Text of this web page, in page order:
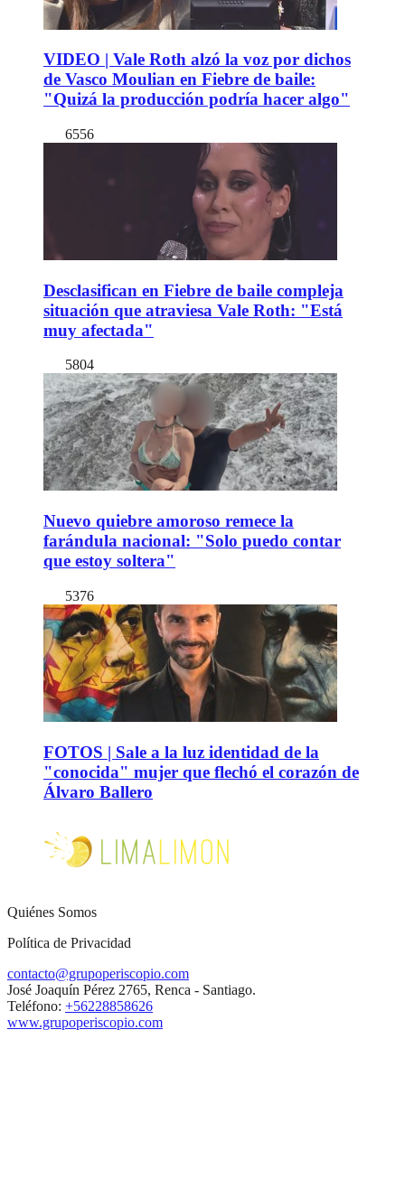
VIDEO | Vale Roth alzó la voz por dichos
de Vasco Moulian en Fiebre de baile:
"Quizá la producción podría hacer algo"
6556
Desclasifican en Fiebre de baile compleja
situación que atraviesa Vale Roth: "Está
muy afectada"
5804
Nuevo quiebre amoroso remece la
farándula nacional: "Solo puedo contar
que estoy soltera"
5376
FOTOS | Sale a la luz identidad de la
"conocida" mujer que flechó el corazón de
Álvaro Ballero
Quiénes Somos
Política de Privacidad
contacto@grupoperiscopio.com
José Joaquín Pérez 2765, Renca - Santiago.
Teléfono: +56228858626
www.grupoperiscopio.com